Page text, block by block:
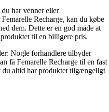
har venner eller
Recharge, kan du købe
dem. Dette er en god måde at
til en billigere pris.
Nogle forhandlere tilbyder
få Femarelle Recharge til en fast
du altid har produktet tilgængeligt